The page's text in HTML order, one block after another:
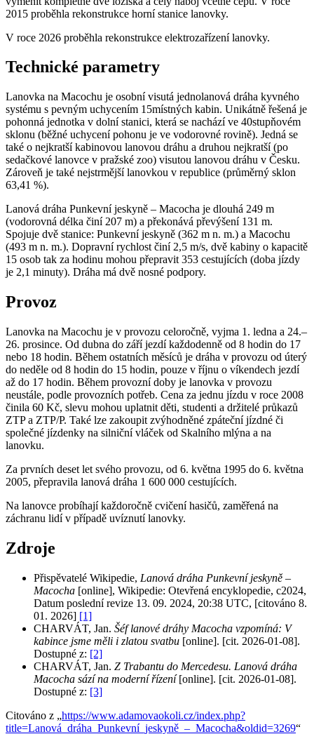
2015 proběhla rekonstrukce horní stanice lanovky.
V roce 2026 proběhla rekonstrukce elektrozařízení lanovky.
Technické parametry
Lanovka na Macochu je osobní visutá jednolanová dráha kyvného
systému s pevným uchycením 15místných kabin. Unikátně řešená je
pohonná jednotka v dolní stanici, která se nachází ve 40stupňovém
sklonu (běžné uchycení pohonu je ve vodorovné rovině). Jedná se
také o nejkratší kabinovou lanovou dráhu a druhou nejkratší (po
sedačkové lanovce v pražské zoo) visutou lanovou dráhu v Česku.
Zároveň je také nejstrmější lanovkou v republice (průměrný sklon
63,41 %).
Lanová dráha Punkevní jeskyně – Macocha je dlouhá 249 m
(vodorovná délka činí 207 m) a překonává převýšení 131 m.
Spojuje dvě stanice: Punkevní jeskyně (362 m n. m.) a Macochu
(493 m n. m.). Dopravní rychlost činí 2,5 m/s, dvě kabiny o kapacitě
15 osob tak za hodinu mohou přepravit 353 cestujících (doba jízdy
je 2,1 minuty). Dráha má dvě nosné podpory.
Provoz
Lanovka na Macochu je v provozu celoročně, vyjma 1. ledna a 24.–
26. prosince. Od dubna do září jezdí každodenně od 8 hodin do 17
nebo 18 hodin. Během ostatních měsíců je dráha v provozu od úterý
do neděle od 8 hodin do 15 hodin, pouze v říjnu o víkendech jezdí
až do 17 hodin. Během provozní doby je lanovka v provozu
neustále, podle provozních potřeb. Cena za jednu jízdu v roce 2008
činila 60 Kč, slevu mohou uplatnit děti, studenti a držitelé průkazů
ZTP a ZTP/P. Také lze zakoupit zvýhodněné zpáteční jízdné či
společné jízdenky na silniční vláček od Skalního mlýna a na
lanovku.
Za prvních deset let svého provozu, od 6. května 1995 do 6. května
2005, přepravila lanová dráha 1 600 000 cestujících.
Na lanovce probíhají každoročně cvičení hasičů, zaměřená na
záchranu lidí v případě uvíznutí lanovky.
Zdroje
Přispěvatelé Wikipedie, Lanová dráha Punkevní jeskyně –
Macocha [online], Wikipedie: Otevřená encyklopedie, c2024,
Datum poslední revize 13. 09. 2024, 20:38 UTC, [citováno 8.
01. 2026] [1]
CHARVÁT, Jan. Šéf lanové dráhy Macocha vzpomíná: V
kabince jsme měli i zlatou svatbu [online]. [cit. 2026-01-08].
Dostupné z: [2]
CHARVÁT, Jan. Z Trabantu do Mercedesu. Lanová dráha
Macocha sází na moderní řízení[online]. [cit. 2026-01-08].
Dostupné z: [3]
Citováno z „https://www.adamovaokoli.cz/index.php?
title=Lanová_dráha_Punkevní_jeskyně_–_Macocha&oldid=3269“